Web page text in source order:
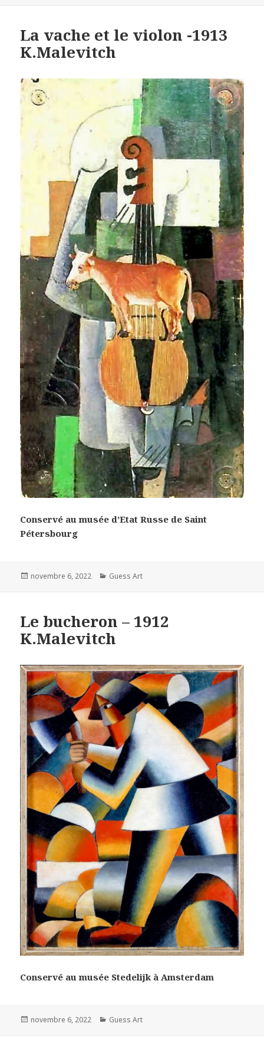
La vache et le violon -1913
K.Malevitch
Conservé au musée d’Etat Russe de Saint
Pétersbourg
Posted
novembre 6, 2022 Categories
Guess Art
Le bucheron – 1912
K.Malevitch
Conservé au musée Stedelijk à Amsterdam
Posted
novembre 6, 2022 Categories
Guess Art